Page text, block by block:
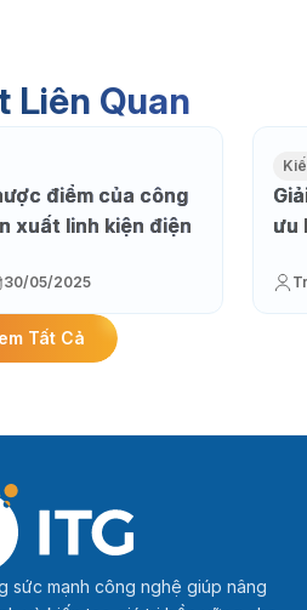
Liên Quan
điểm của công
xuất linh kiện điện
30/05/2025
ưu
Tất Cả
sức mạnh công nghệ giúp nâng